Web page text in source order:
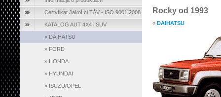
Certyfikat JakoĹci TĂV - ISO 9001:2008
KATALOG AUT 4X4 i SUV
» DAIHATSU
» FORD
» HONDA
» HYUNDAI
» ISUZU/OPEL
Rocky od 1993
« DAIHATSU